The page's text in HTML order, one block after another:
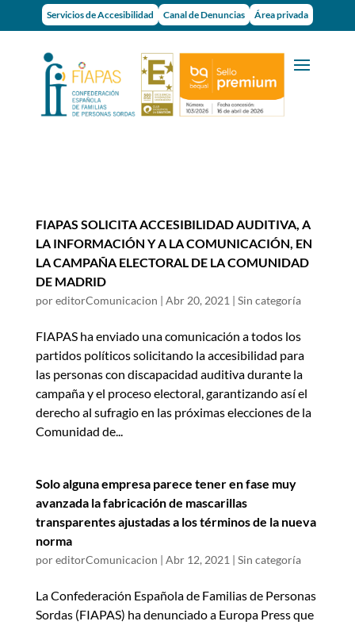
Servicios de Accesibilidad Canal de Denuncias Área privada
FIAPAS SOLICITA ACCESIBILIDAD AUDITIVA, A
LA INFORMACIÓN Y A LA COMUNICACIÓN, EN
LA CAMPAÑA ELECTORAL DE LA COMUNIDAD
DE MADRID
poreditorComunicacion | Abr 20, 2021| Sin categoría
FIAPAS ha enviado una comunicación a todos los
partidos políticos solicitando la accesibilidad para
las personas con discapacidad auditiva durante la
campaña y el proceso electoral, garantizando así el
derecho al sufragio en las próximas elecciones de la
Comunidad de...
Solo alguna empresa parece tener en fase muy
avanzada la fabricación de mascarillas
transparentes ajustadas a los términos de la nueva
norma
poreditorComunicacion | Abr 12, 2021| Sin categoría
La Confederación Española de Familias de Personas
Sordas (FIAPAS) ha denunciado a Europa Press que